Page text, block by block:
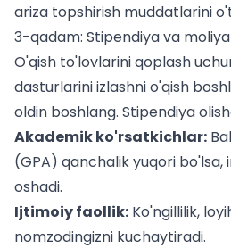
ariza topshirish muddatlarini
3-qadam: Stipendiya va
O'qish to'lovlarini qoplash
dasturlarini izlashni o'qish
oldin boshlang. Stipendiya
Akademik ko'rsatkichlar:
(GPA) qanchalik yuqori
oshadi.
Ijtimoiy faollik: Ko'ngillilik,
nomzodingizni kuchaytiradi.